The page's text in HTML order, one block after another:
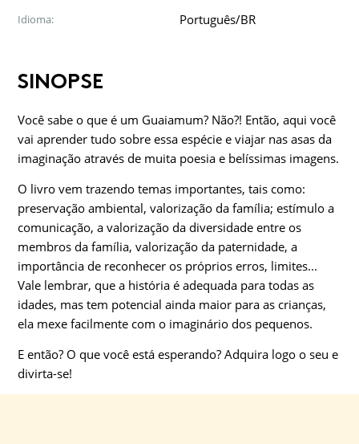
Idioma: Português/BR
SINOPSE
Você sabe o que é um Guaiamum? Não?! Então, aqui você
vai aprender tudo sobre essa espécie e viajar nas asas da
imaginação através de muita poesia e belíssimas imagens.
O livro vem trazendo temas importantes, tais como:
preservação ambiental, valorização da família; estímulo a
comunicação, a valorização da diversidade entre os
membros da família, valorização da paternidade, a
importância de reconhecer os próprios erros, limites...
Vale lembrar, que a história é adequada para todas as
idades, mas tem potencial ainda maior para as crianças,
ela mexe facilmente com o imaginário dos pequenos.
E então? O que você está esperando? Adquira logo o seu e
divirta-se!